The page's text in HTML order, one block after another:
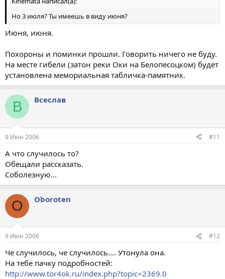
Но 3 июля? Ты имеешь в виду июня?
Июня, июня.
Похороны и поминки прошли. Говорить ничего не буду.
На месте гибели (затон реки Оки на Белопесоцком) будет
установлена мемориальная табличка-памятник.
В Всеслав
9 Июн 2006 #11
А что случилось то?
Обещали рассказать.
Соболезную...
O Oboroten
9 Июн 2006 #12
Че случилось, че случилось.... Утонула она.
На тебе пачку подробностей:
http://www.tor4ok.ru/index.php?topic=2369.0